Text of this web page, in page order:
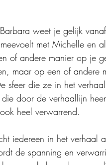
weet je gelijk
met Michelle en
maar op een of andere
die ze in het
door de verhaallijn
heel verwarrend.
iedereen in het verhaal
de spanning en